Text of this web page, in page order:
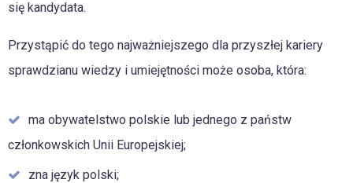
się kandydata.
Przystąpić do tego najważniejszego dla przyszłej kariery
sprawdzianu wiedzy i umiejętności może osoba, która:
ma obywatelstwo polskie lub jednego z państw
członkowskich Unii Europejskiej;
zna język polski;